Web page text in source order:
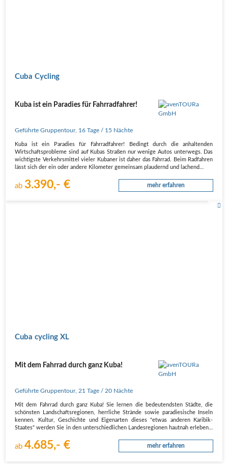
Cuba Cycling
Kuba ist ein Paradies für Fahrradfahrer!
Geführte Gruppentour, 16 Tage / 15 Nächte
Kuba ist ein Paradies für Fahrradfahrer! Bedingt durch die anhaltenden
Wirtschaftsprobleme sind auf Kubas Straßen nur wenige Autos unterwegs. Das
wichtigste Verkehrsmittel vieler Kubaner ist daher das Fahrrad. Beim Radfahren
lässt sich der ein oder andere Kilometer gemeinsam plaudernd und lachend…
ab 3.390,- € mehr erfahren
Cuba cycling XL
Mit dem Fahrrad durch ganz Kuba!
Geführte Gruppentour, 21 Tage / 20 Nächte
Mit dem Fahrrad durch ganz Kuba! Sie lernen die bedeutendsten Städte, die
schönsten Landschaftsregionen, herrliche Strände sowie paradiesische Inseln
kennen. Kultur, Geschichte und Eigenarten dieses "etwas anderen Karibik-
Staates" werden Sie in den unterschiedlichen Landesregionen hautnah erleben…
ab4.685,- € mehr erfahren